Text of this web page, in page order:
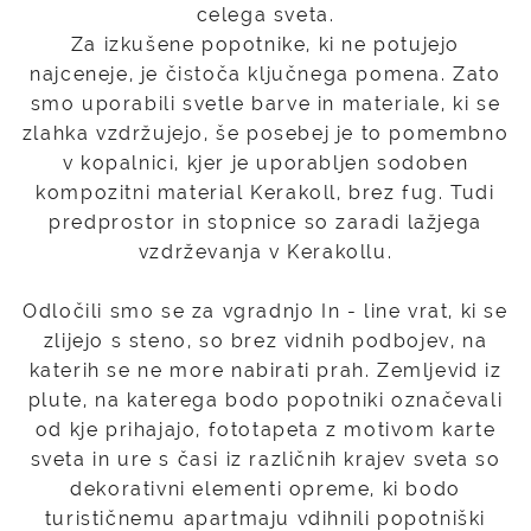
celega sveta.
Za izkušene popotnike, ki ne potujejo
najceneje, je čistoča ključnega pomena. Zato
smo uporabili svetle barve in materiale, ki se
zlahka vzdržujejo, še posebej je to pomembno
v kopalnici, kjer je uporabljen sodoben
kompozitni material Kerakoll, brez fug. Tudi
predprostor in stopnice so zaradi lažjega
vzdrževanja v Kerakollu.
Odločili smo se za vgradnjo In - line vrat, ki se
zlijejo s steno, so brez vidnih podbojev, na
katerih se ne more nabirati prah. Zemljevid iz
plute, na katerega bodo popotniki označevali
od kje prihajajo, fototapeta z motivom karte
sveta in ure s časi iz različnih krajev sveta so
dekorativni elementi opreme, ki bodo
turističnemu apartmaju vdihnili popotniški